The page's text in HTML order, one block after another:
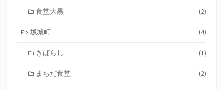
食堂大黒 (2)
坂城町 (4)
きばらし (1)
まちだ食堂 (2)